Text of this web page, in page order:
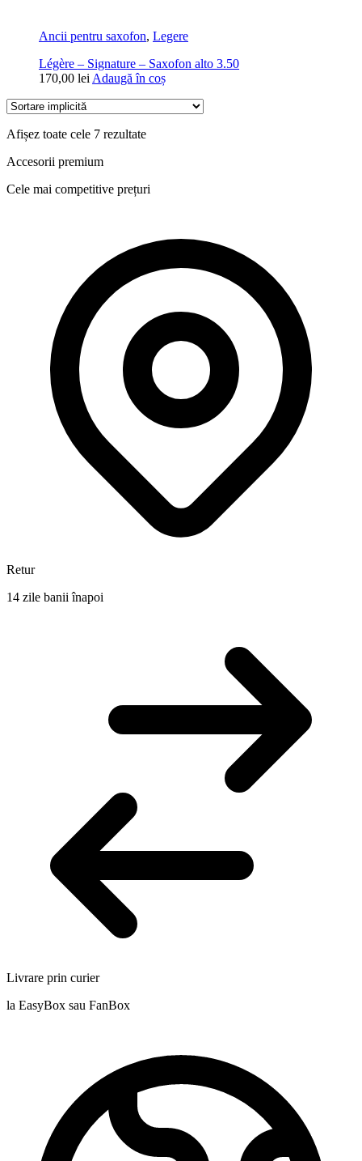
Ancii pentru saxofon, Legere
Légère – Signature – Saxofon alto 3.50
170,00 lei Adaugă în coș
Afișez toate cele 7 rezultate
Accesorii premium
Cele mai competitive prețuri
Retur
14 zile banii înapoi
Livrare prin curier
la EasyBox sau FanBox